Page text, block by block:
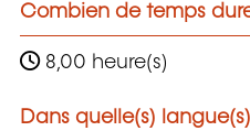
Combien de temps
8,00 heure(s)
Dans quelle(s)